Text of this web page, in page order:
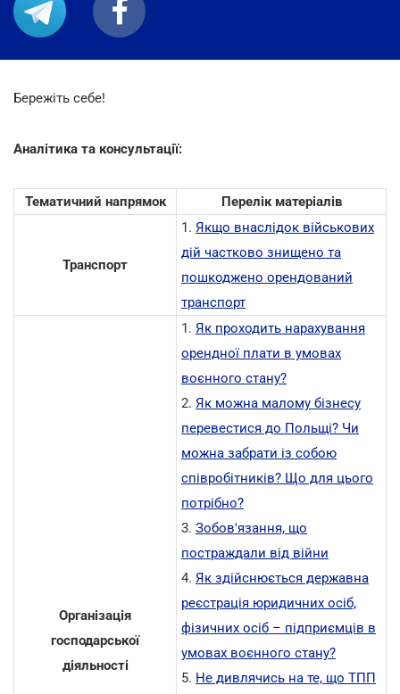
Бережіть себе!
Аналітика та консультації:
Тематичний напрямок Перелік матеріалів
Транспорт
1. Якщо внаслідок військових
дій частково знищено та
пошкоджено орендований
транспорт
Організація
господарської
діяльності
1. Як проходить нарахування
орендної плати в умовах
воєнного стану?
2. Як можна малому бізнесу
перевестися до Польщі? Чи
можна забрати із собою
співробітників? Що для цього
потрібно?
3. Зобов'язання, що
постраждали від війни
4. Як здійснюється державна
реєстрація юридичних осіб,
фізичних осіб – підприємців в
умовах воєнного стану?
5. Не дивлячись на те, що ТПП